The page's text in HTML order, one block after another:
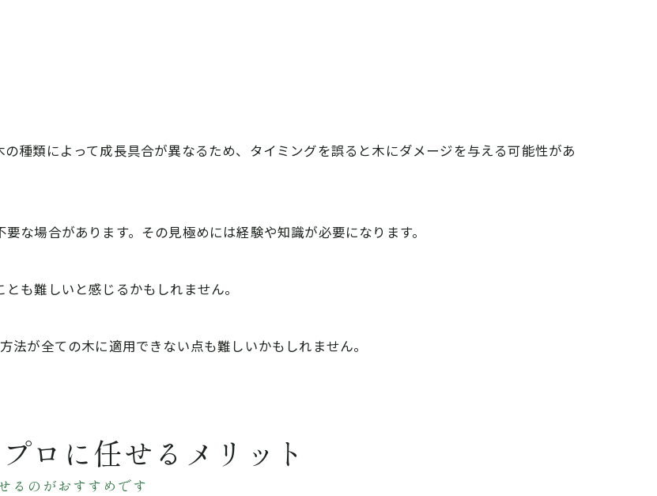
種類によって成長具合が異なるため、タイミングを誤ると木にダメージを与える可能性があ
な場合があります。その見極めには経験や知識が必要になります。
も難しいと感じるかもしれません。
が全ての木に適用できない点も難しいかもしれません。
ロに任せるメリット
るのがおすすめです